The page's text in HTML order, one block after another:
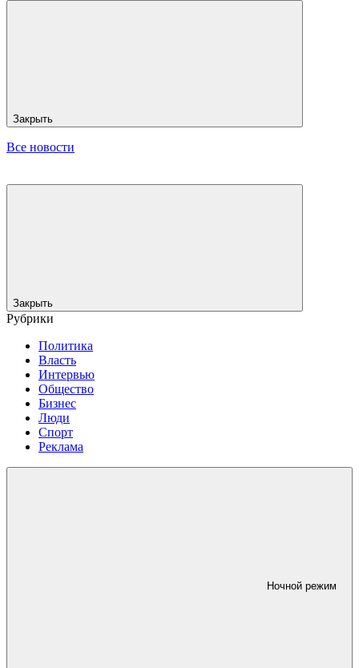
Закрыть
Все новости
Закрыть
Рубрики
Политика
Власть
Интервью
Общество
Бизнес
Люди
Спорт
Реклама
Ночной режим